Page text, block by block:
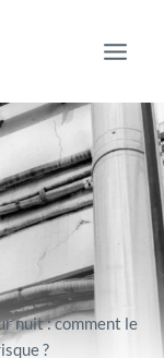
nuit : comment le
?